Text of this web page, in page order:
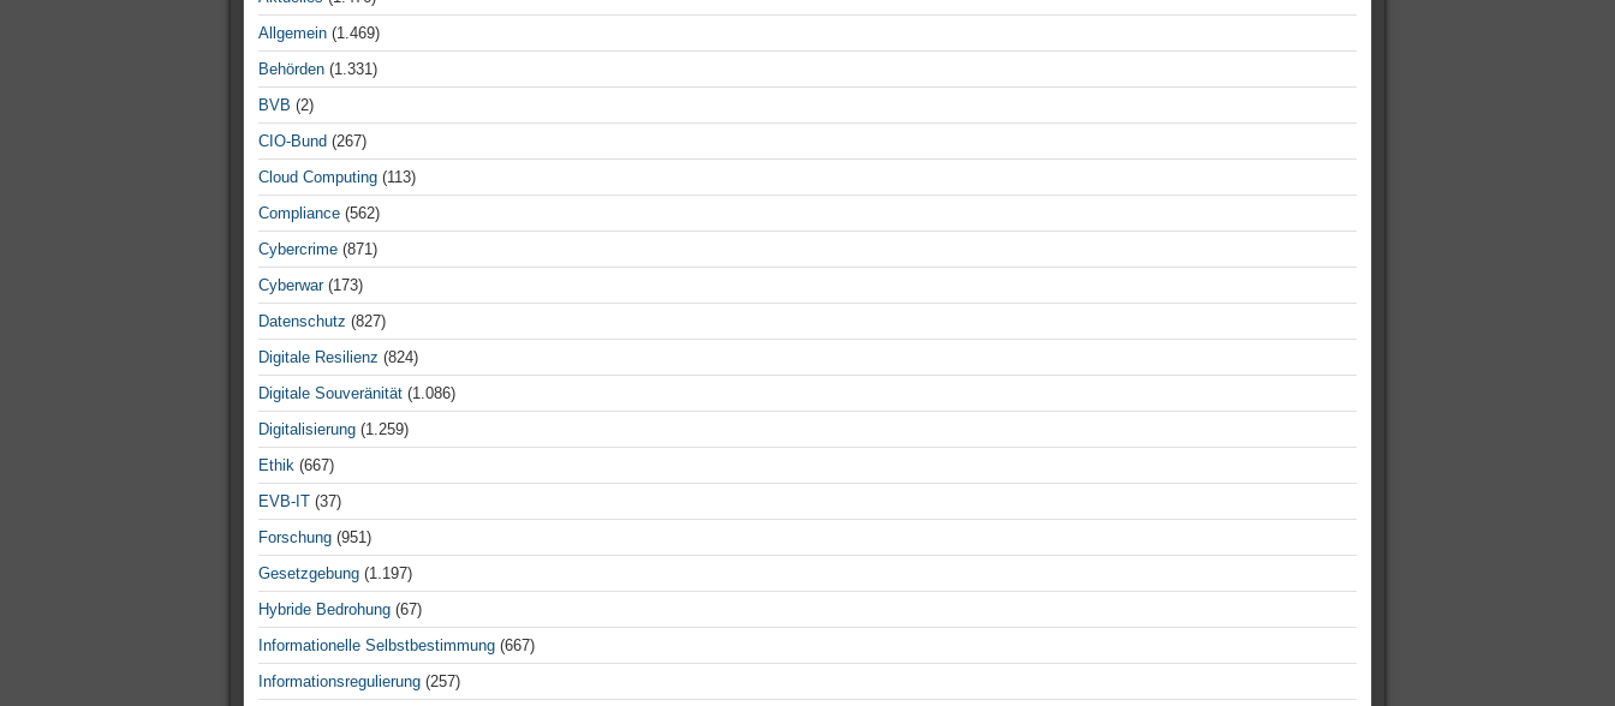
Allgemein (1.469)
Behörden (1.331)
BVB (2)
CIO-Bund (267)
Cloud Computing (113)
Compliance (562)
Cybercrime (871)
Cyberwar(173)
Datenschutz (827)
Digitale Resilienz (824)
Digitale Souveränität (1.086)
Digitalisierung (1.259)
Ethik (667)
EVB-IT (37)
Forschung (951)
Gesetzgebung (1.197)
Hybride Bedrohung (67)
Informationelle Selbstbestimmung (667)
Informationsregulierung (257)